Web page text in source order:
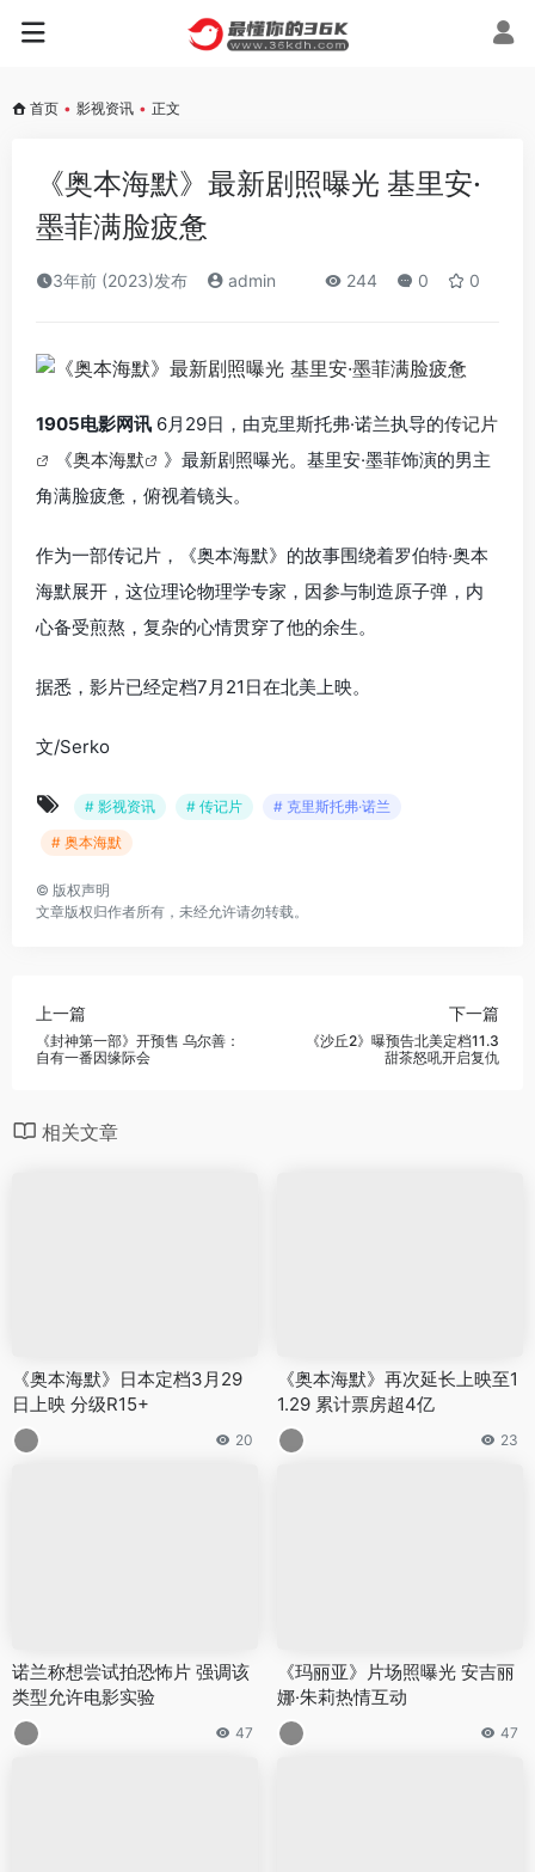
首页 • 影视资讯 • 正文
《奥本海默》最新剧照曝光 基里安·
墨菲满脸疲惫
3年前 (2023)发布 admin 244 0 0
1905电影网讯 6月29日，由克里斯托弗·诺兰执导的传记片
《奥本海默
》最新剧照曝光。基里安·墨菲饰演的男主
角满脸疲惫，俯视着镜头。
作为一部传记片，《奥本海默》的故事围绕着罗伯特·奥本
海默展开，这位理论物理学专家，因参与制造原子弹，内
心备受煎熬，复杂的心情贯穿了他的余生。
据悉，影片已经定档7月21日在北美上映。
文/Serko
# 影视资讯 # 传记片
# 克里斯托弗·诺兰
# 奥本海默
© 版权声明
文章版权归作者所有，未经允许请勿转载。
上一篇
《封神第一部》开预售 乌尔善：
自有一番因缘际会
下一篇
《沙丘2》曝预告北美定档11.3
甜茶怒吼开启复仇
相关文章
《奥本海默》日本定档3月29
日上映 分级R15+
20
《奥本海默》再次延长上映至1
1.29 累计票房超4亿
23
诺兰称想尝试拍恐怖片 强调该
类型允许电影实验
47
《玛丽亚》片场照曝光 安吉丽
娜·朱莉热情互动
47